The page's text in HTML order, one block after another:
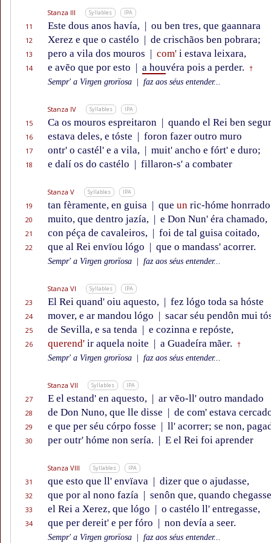
Stanza III Syllables IPA
11 Este dous anos havía, | ou ben tres, que gaannara
12 Xerez e que o castélo | de crischãos ben pobrara;
13 pero a vila dos mouros | com' i estava leixara,
14 e avẽo que por esto | a houvéra pois a perder. †
Sempr' a Virgen grorïosa faz aos séus entender...
Stanza IV Syllables IPA
15 Ca os mouros espreitaron | quando el Rei ben
16 estava deles, e tóste | foron fazer outro muro
17 ontr' o castél' e a vila, | muit' ancho e fórt' e duro;
18 e dalí os do castélo | fillaron-s' a combater
Stanza V Syllables IPA
19 tan fèramente, en guisa | que un ric-hóme honrrado
20 muito, que dentro jazía, | e Don Nun' éra chamado,
21 con péça de cavaleiros, | foi de tal guisa coitado,
22 que al Rei envïou lógo | que o mandass' acorrer.
Sempr' a Virgen grorïosa faz aos séus entender...
Stanza VI Syllables IPA
23 El Rei quand' oiu aquesto, | fez lógo toda sa hóste
24 mover, e ar mandou lógo | sacar séu pendôn mui
25 de Sevilla, e sa tenda | e cozinna e repóste,
26 querend' ir aquela noite | a Guadeíra mãer. †
Sempr' a Virgen grorïosa faz aos séus entender...
Stanza VII Syllables IPA
27 E el estand' en aquesto, | ar vẽo-ll' outro mandado
28 de Don Nuno, que lle disse | de com' estava
29 e que per séu córpo fosse | ll' acorrer; se non,
30 per outr' hóme non sería. | E el Rei foi aprender
Stanza VIII Syllables IPA
31 que esto que ll' envïava | dizer que o ajudasse,
32 que por al nono fazía | senôn que, quando chegasse
33 el Rei a Xerez, que lógo | o castélo ll' entregasse,
34 que per dereit' e per fóro | non devía a seer.
Sempr' a Virgen grorïosa faz aos séus entender...